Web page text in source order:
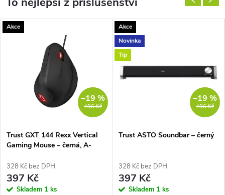
Akce
496 Kč
–19 %
Trust GXT 144 Rexx Vertical
Gaming Mouse – černá, A-
328 Kč bez DPH
397 Kč
Skladem 1 ks
Akce
Novinka
Tip
496 Kč
–19 %
Trust ASTO Soundbar – černý
328 Kč bez DPH
397 Kč
Skladem 1 ks